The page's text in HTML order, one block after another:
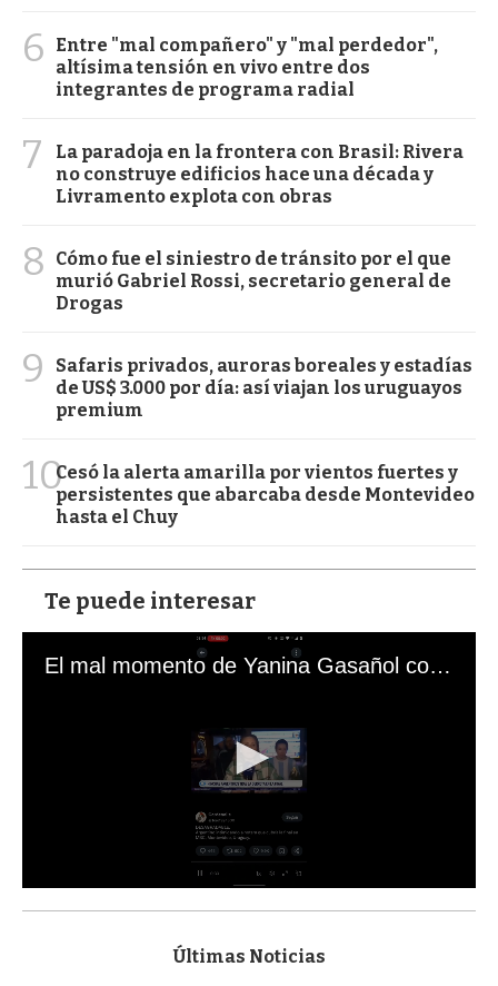
6
Entre "mal compañero" y "mal perdedor",
altísima tensión en vivo entre dos
integrantes de programa radial
7
La paradoja en la frontera con Brasil: Rivera
no construye edificios hace una década y
Livramento explota con obras
8
Cómo fue el siniestro de tránsito por el que
murió Gabriel Rossi, secretario general de
Drogas
9
Safaris privados, auroras boreales y estadías
de US$ 3.000 por día: así viajan los uruguayos
premium
10Cesó la alerta amarilla por vientos fuertes y
persistentes que abarcaba desde Montevideo
hasta el Chuy
Te puede interesar
El mal momento de Yanina Gasañol con un hincha argentino en "Subrayado"
s
Últimas Noticias